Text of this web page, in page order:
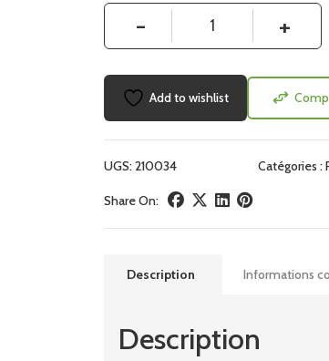
Add to wishlist
UGS:210034 Catégories :
Share On:
Description Informations
Description